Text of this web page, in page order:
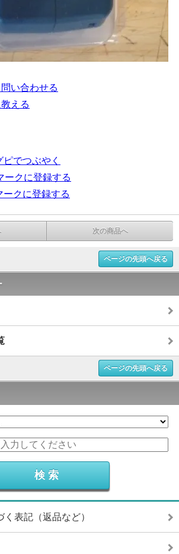
い合わせる
える
でつぶやく
ークに登録する
ークに登録する
次の商品へ
ページの先頭へ戻る
ページの先頭へ戻る
表記（返品など）